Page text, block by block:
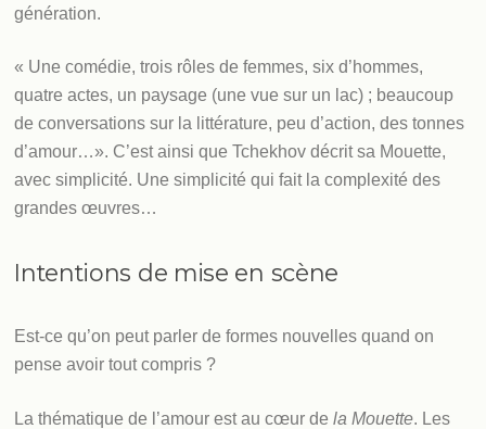
génération.
« Une comédie, trois rôles de femmes, six d’hommes,
quatre actes, un paysage (une vue sur un lac) ; beaucoup
de conversations sur la littérature, peu d’action, des tonnes
d’amour…». C’est ainsi que Tchekhov décrit sa Mouette,
avec simplicité. Une simplicité qui fait la complexité des
grandes œuvres…
Intentions de mise en scène
Est-ce qu’on peut parler de formes nouvelles quand on
pense avoir tout compris ?
La thématique de l’amour est au cœur dela Mouette. Les